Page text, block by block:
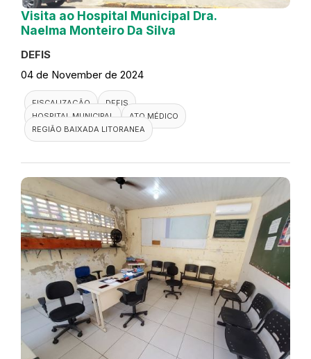
Visita ao Hospital Municipal Dra.
Naelma Monteiro Da Silva
DEFIS
04 de November de 2024
FISCALIZAÇÃO
DEFIS
HOSPITAL MUNICIPAL
ATO MÉDICO
REGIÃO BAIXADA LITORANEA